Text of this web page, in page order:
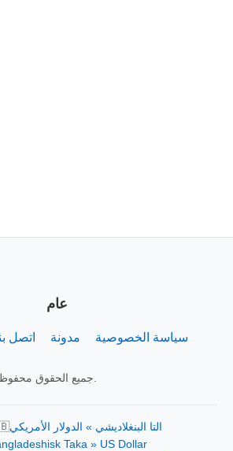
عام
اتصل مدونة سياسة الخصوصية
التا البنغلاديشي » الدولار الأمريكي
Taka » US Dollar